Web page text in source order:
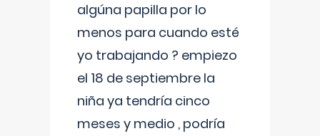
algúna papilla por lo
menos para cuando esté
yo trabajando ? empiezo
el 18 de septiembre la
niña ya tendría cinco
meses y medio , podría